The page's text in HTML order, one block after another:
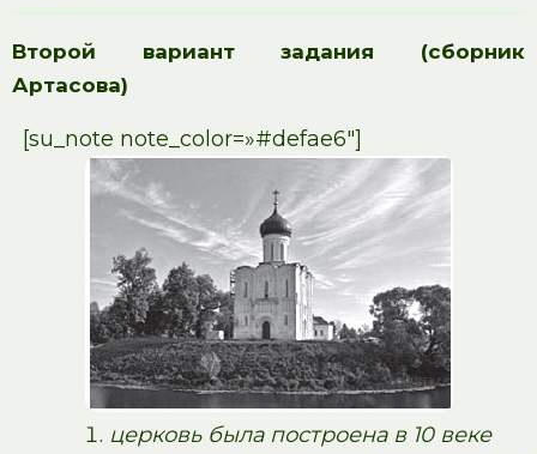
Второй вариант задания (сборник
Артасова)
[su_note note_color=»#defae6″]
церковь была построена в 10 веке